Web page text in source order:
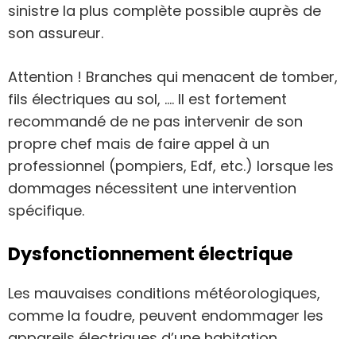
sinistre la plus complète possible auprès de
son assureur.
Attention ! Branches qui menacent de tomber,
fils électriques au sol, …. Il est fortement
recommandé de ne pas intervenir de son
propre chef mais de faire appel à un
professionnel (pompiers, Edf, etc.) lorsque les
dommages nécessitent une intervention
spécifique.
Dysfonctionnement électrique
Les mauvaises conditions météorologiques,
comme la foudre, peuvent endommager les